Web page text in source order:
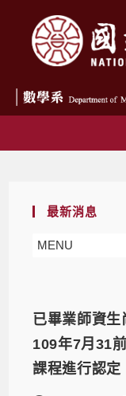
最新消息
MENU
已畢業師資
109年7月31
課程進行認定